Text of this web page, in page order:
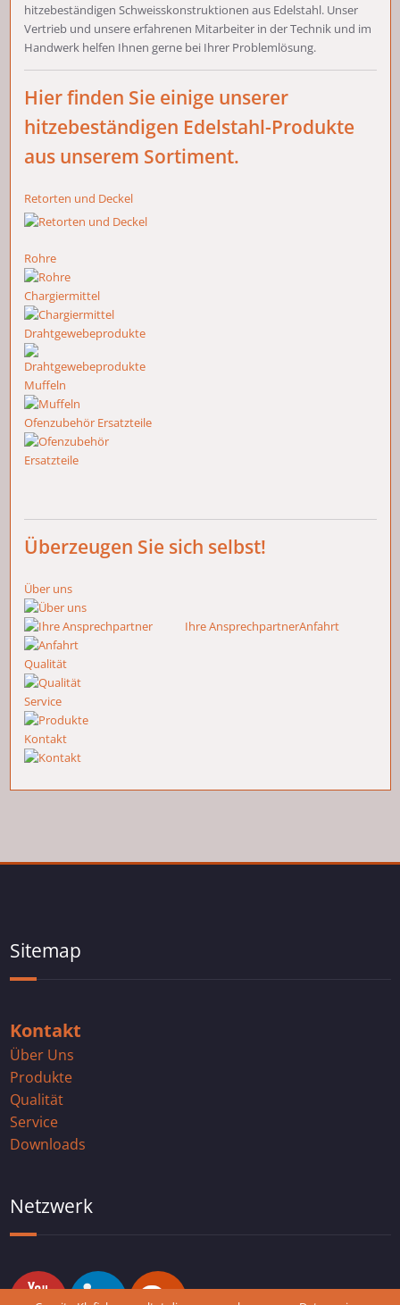
hitzebeständigen Schweisskonstruktionen aus Edelstahl. Unser
Vertrieb und unsere erfahrenen Mitarbeiter in der Technik und im
Handwerk helfen Ihnen gerne bei Ihrer Problemlösung.
Hier finden Sie einige unserer
hitzebeständigen Edelstahl-Produkte
aus unserem Sortiment.
Retorten und Deckel
Rohre
Chargiermittel
Drahtgewebeprodukte
Muffeln
Ofenzubehör Ersatzteile
Überzeugen Sie sich selbst!
Über uns
Ihre AnsprechpartnerAnfahrt
Qualität
Service
Kontakt
Sitemap
Kontakt
Über Uns
Produkte
Qualität
Service
Downloads
Netzwerk